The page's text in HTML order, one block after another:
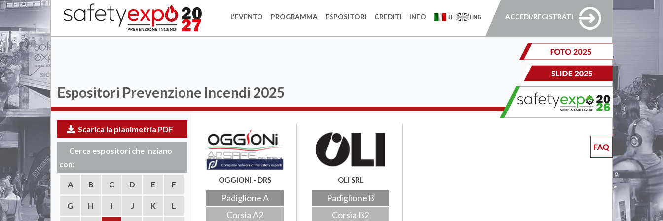
L'EVENTO PROGRAMMA ESPOSITORI CREDITI INFO ACCEDI/REGISTRATI
Espositori Prevenzione Incendi 2025
Scarica la planimetria PDF
Cerca espositori che inziano
con:
A B C D E F
G H I J K L
OGGIONI - DRS
Padiglione A
Corsia A2
OLI SRL
Padiglione B
Corsia B2